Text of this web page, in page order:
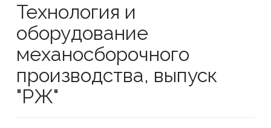
Технология и
оборудование
механосборочного
производства, выпуск
"РЖ"